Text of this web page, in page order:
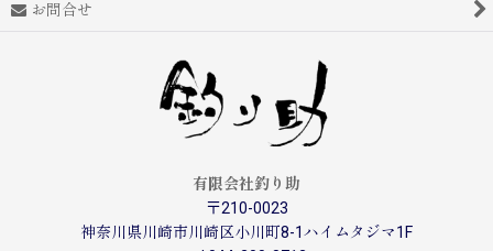
お問合せ
有限会社釣り助
〒210-0023
神奈川県川崎市川崎区小川町8-1ハイムタジマ1F